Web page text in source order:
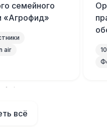
семейного
«Агрофид»
air
всё